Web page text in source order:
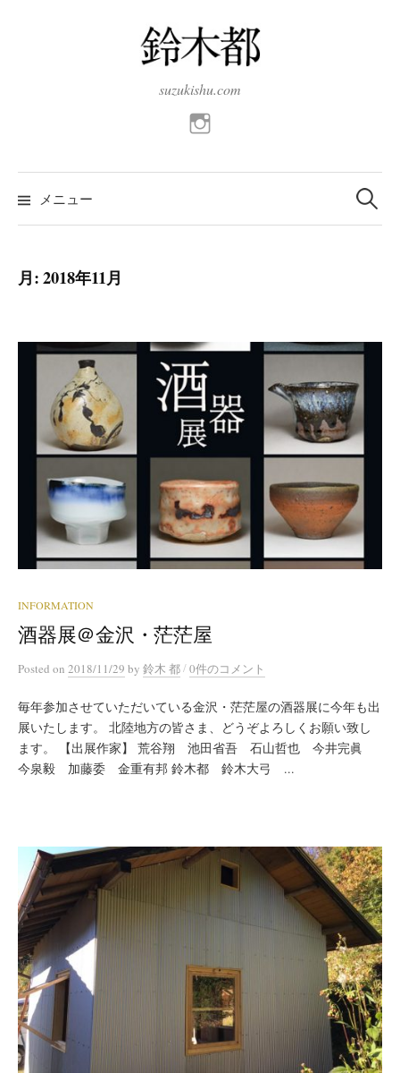
ッ
プ
suzukishu.com
メニュー
検
索:
月:2018年11月
INFORMATION
酒器展＠金沢・茫茫屋
Posted on 2018/11/29 by 鈴木 都/0件のコメント
毎年参加させていただいている金沢・茫茫屋の酒器展に今年も出
展いたします。 北陸地方の皆さま、どうぞよろしくお願い致し
ます。 【出展作家】 荒谷翔 池田省吾 石山哲也 今井完眞
今泉毅 加藤委 金重有邦 鈴木都 鈴木大弓 ...